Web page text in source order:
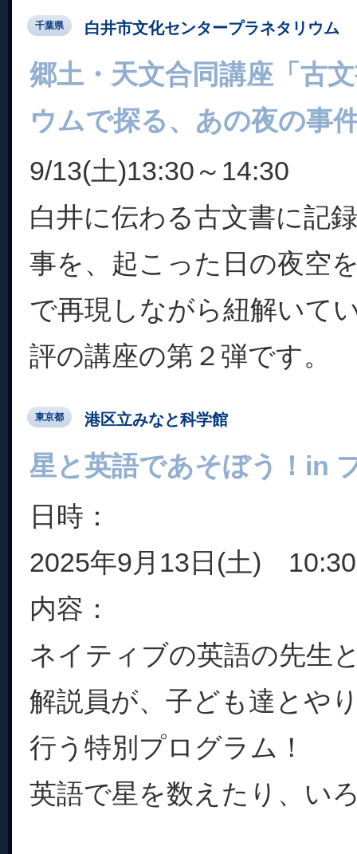
千葉県 白井市文化センタープラネタリウム
郷土・天文合同講座「古
ウムで探る、あの夜の事
9/13(土)13:30～14:30
白井に伝わる古文書に記
事を、起こった日の夜空
で再現しながら紐解いて
評の講座の第２弾です。
東京都 港区立みなと科学館
星と英語であそぼう！in
日時：
2025年9月13日(土)
内容：
ネイティブの英語の先生
解説員が、子ども達とや
行う特別プログラム！
英語で星を数えたり、い